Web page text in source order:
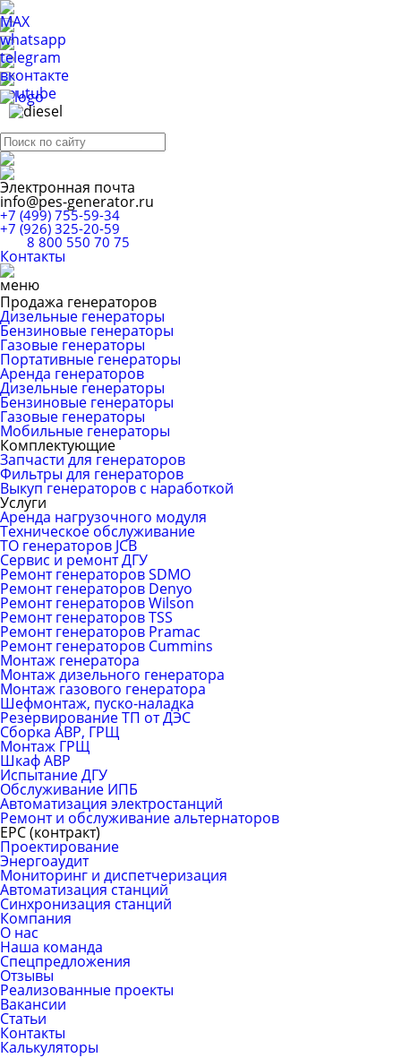
Электронная почта
info@pes-generator.ru
+7 (499) 755-59-34
+7 (926) 325-20-59
8 800 550 70 75
Контакты
Продажа генераторов
Дизельные генераторы
Бензиновые генераторы
Газовые генераторы
Портативные генераторы
Аренда генераторов
Дизельные генераторы
Бензиновые генераторы
Газовые генераторы
Мобильные генераторы
Комплектующие
Запчасти для генераторов
Фильтры для генераторов
Выкуп генераторов с наработкой
Услуги
Аренда нагрузочного модуля
Техническое обслуживание
ТО генераторов JCB
Сервис и ремонт ДГУ
Ремонт генераторов SDMO
Ремонт генераторов Denyo
Ремонт генераторов Wilson
Ремонт генераторов TSS
Ремонт генераторов Pramac
Ремонт генераторов Сummins
Монтаж генератора
Монтаж дизельного генератора
Монтаж газового генератора
Шефмонтаж, пуско-наладка
Резервирование ТП от ДЭС
Сборка АВР, ГРЩ
Монтаж ГРЩ
Шкаф АВР
Испытание ДГУ
Обслуживание ИПБ
Автоматизация электростанций
Ремонт и обслуживание альтернаторов
ЕРС (контракт)
Проектирование
Энергоаудит
Мониторинг и диспетчеризация
Автоматизация станций
Синхронизация станций
Компания
О нас
Наша команда
Спецпредложения
Отзывы
Реализованные проекты
Вакансии
Статьи
Контакты
Калькуляторы